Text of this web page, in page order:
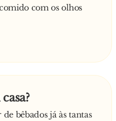
com os olhos
bêbados já às tantas